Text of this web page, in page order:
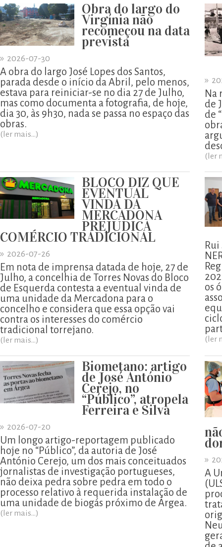
Obra do largo do
Virgínia não
recomeçou na data
prevista
» 2026-07-30
A obra do largo José Lopes dos Santos,
parada desde o início da Abril, pelo menos,
estava para reiniciar-se no dia 27 de Julho,
mas como documenta a fotografia, de hoje,
dia 30, às 9h30, nada se passa no espaço das
obras.
(ler mais...)
»
Na
de
de
(ler
BLOCO DIZ QUE
EVENTUAL
VINDA DA
MERCADONA
PREJUDICA
COMÉRCIO TRADICIONAL
» 2026-07-26
Em nota de imprensa datada de hoje, 27 de
Julho, a concelhia de Torres Novas do Bloco
de Esquerda contesta a eventual vinda de
uma unidade da Mercadona para o
concelho e considera que essa opção vai
contra os interesses do comércio
tradicional torrejano.
(ler mais...)
os
(ler
Biometano: artigo
de José António
Cerejo, no
“Público”, atropela
Ferreira e Silva
» 2026-07-20
Um longo artigo-reportagem publicado
hoje no “Público”, da autoria de José
António Cerejo, um dos mais conceituados
jornalistas de investigação portugueses,
não deixa pedra sobre pedra em todo o
processo relativo à requerida instalação de
uma unidade de biogás próximo de Árgea.
(ler mais...)
»
A